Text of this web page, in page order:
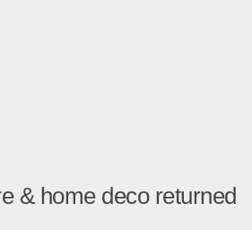
& home deco returned